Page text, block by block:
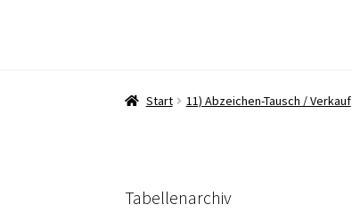
Start 11) Abzeichen-Tausch / Verkauf
Tabellenarchiv